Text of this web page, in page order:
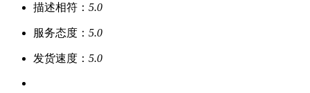
描述相符： 5.0
服务态度： 5.0
发货速度： 5.0